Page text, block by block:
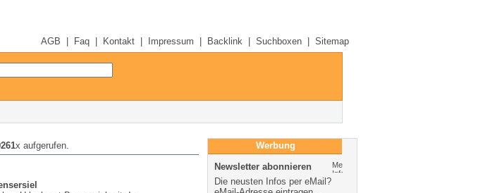
AGB Faq| Kontakt| Impressum Backlink| Suchboxen| Sitemap
x aufgerufen.
Werbung
Newsletter abonnieren
Die neusten Infos per eMail?